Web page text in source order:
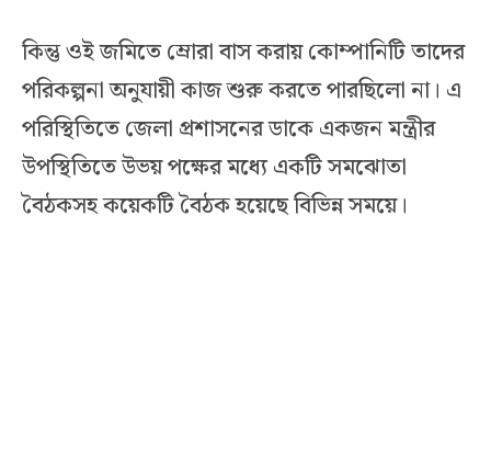
কিন্তু ওই জমিতে ম্রোরা বাস করায় কোম্পানিটি তাদের
পরিকল্পনা অনুযায়ী কাজ শুরু করতে পারছিলো না। এ
পরিস্থিতিতে জেলা প্রশাসনের ডাকে একজন মন্ত্রীর
উপস্থিতিতে উভয় পক্ষের মধ্যে একটি সমঝোতা
বৈঠকসহ কয়েকটি বৈঠক হয়েছে বিভিন্ন সময়ে।